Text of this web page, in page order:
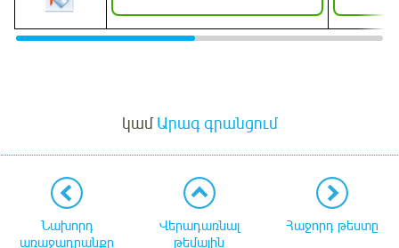
կամԱրագ գրանցում
Նախորդ
առաջադրանքը
Վերադառնալ
թեմային
Հաջորդ թեստը